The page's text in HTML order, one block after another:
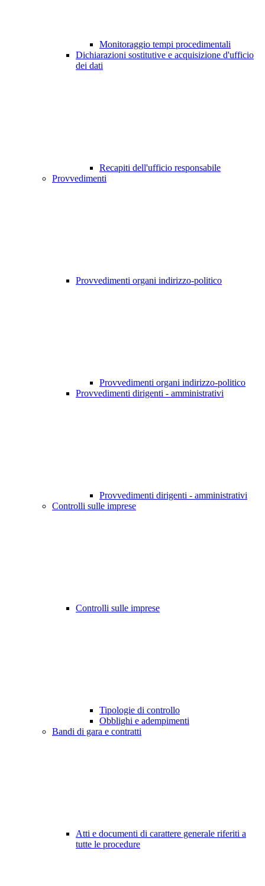
Monitoraggio tempi procedimentali
Dichiarazioni sostitutive e acquisizione d'ufficio
dei dati
Recapiti dell'ufficio responsabile
Provvedimenti
Provvedimenti organi indirizzo-politico
Provvedimenti organi indirizzo-politico
Provvedimenti dirigenti - amministrativi
Provvedimenti dirigenti - amministrativi
Controlli sulle imprese
Controlli sulle imprese
Tipologie di controllo
Obblighi e adempimenti
Bandi di gara e contratti
Atti e documenti di carattere generale riferiti a
tutte le procedure